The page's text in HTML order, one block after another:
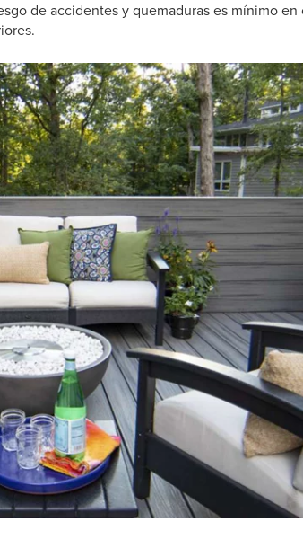
de accidentes y quemaduras es mínimo en